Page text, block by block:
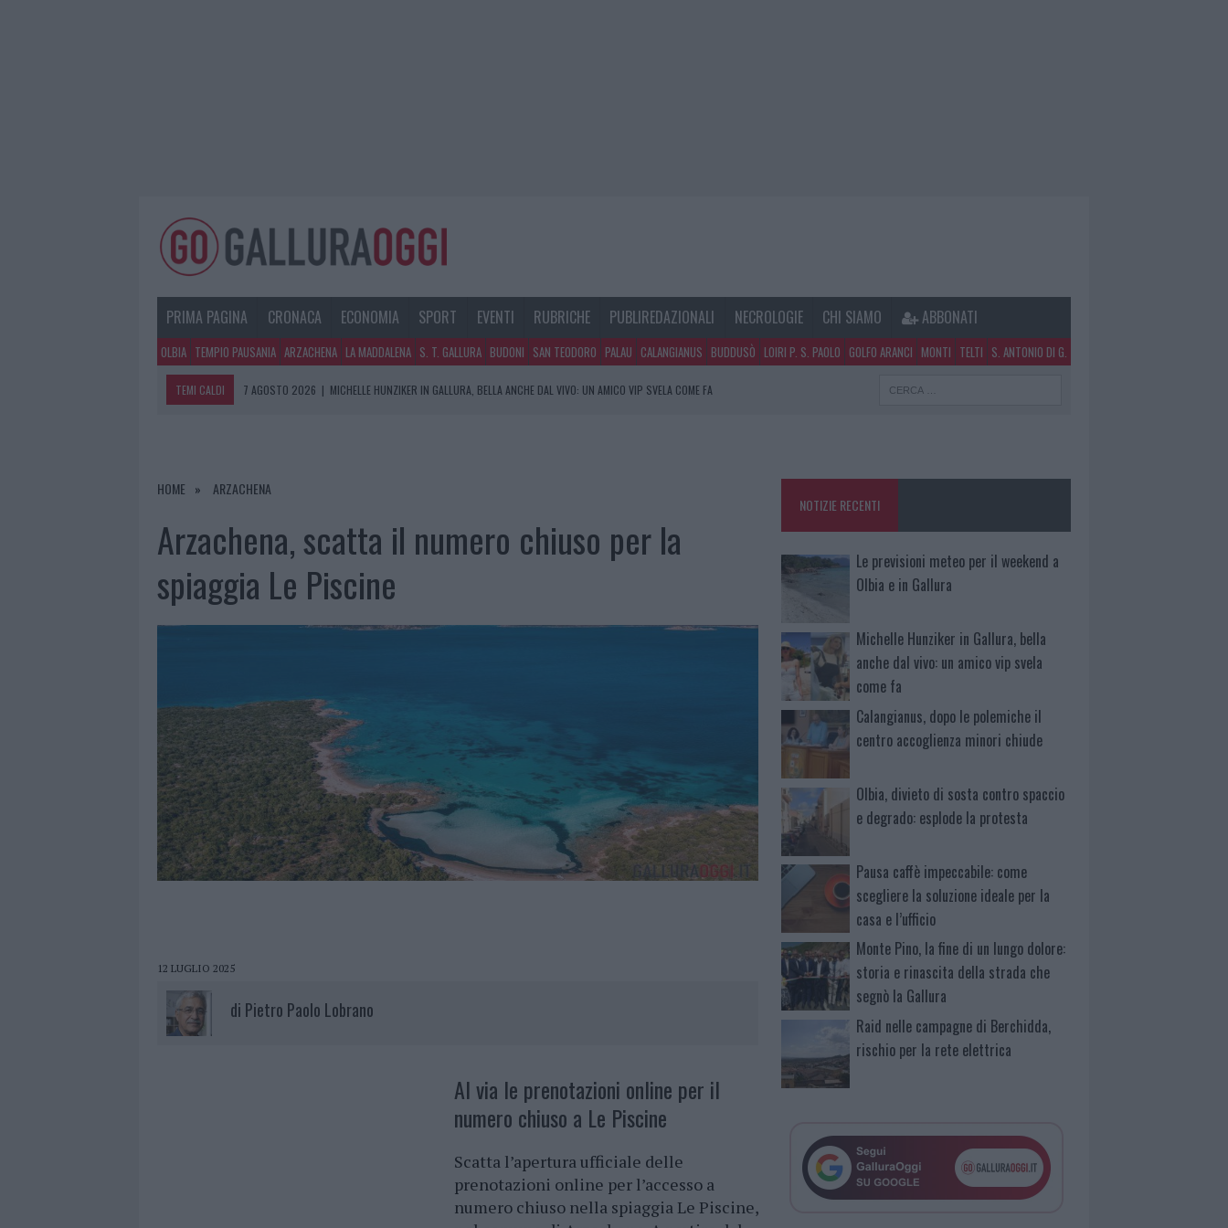
PRIMA PAGINA CRONACA ECONOMIA SPORT EVENTI RUBRICHE PUBLIREDAZIONALI NECROLOGIE CHI SIAMO ABBONATI
OLBIA TEMPIO PAUSANIA ARZACHENA LA MADDALENA S. T. GALLURA BUDONI SAN TEODORO PALAU CALANGIANUS BUDDUSÒ LOIRI P. S. PAOLO GOLFO ARANCI MONTI TELTI S. ANTONIO DI G.
TEMI CALDI 7 AGOSTO 2026 | MICHELLE HUNZIKER IN GALLURA, BELLA ANCHE DAL VIVO: UN AMICO VIP SVELA COME FA
7 AGOSTO 2026 | PAUSA CAFFÈ IMPECCABILE: COME SCEGLIERE LA SOLUZIONE IDEALE PER LA CASA E L’UFFICIO
HOME ARZACHENA
Arzachena, scatta il numero chiuso per la
spiaggia Le Piscine
12 LUGLIO 2025
di Pietro Paolo Lobrano
Al via le prenotazioni online per il
numero chiuso a Le Piscine
Scatta l’apertura ufficiale delle
prenotazioni online per l’accesso a
numero chiuso nella spiaggia Le Piscine,
NOTIZIE RECENTI
Le previsioni meteo per il weekend a
Olbia e in Gallura
Michelle Hunziker in Gallura, bella
anche dal vivo: un amico vip svela
come fa
Calangianus, dopo le polemiche il
centro accoglienza minori chiude
Olbia, divieto di sosta contro spaccio
e degrado: esplode la protesta
Pausa caffè impeccabile: come
scegliere la soluzione ideale per la
casa e l’ufficio
Monte Pino, la fine di un lungo dolore:
storia e rinascita della strada che
segnò la Gallura
Raid nelle campagne di Berchidda,
rischio per la rete elettrica